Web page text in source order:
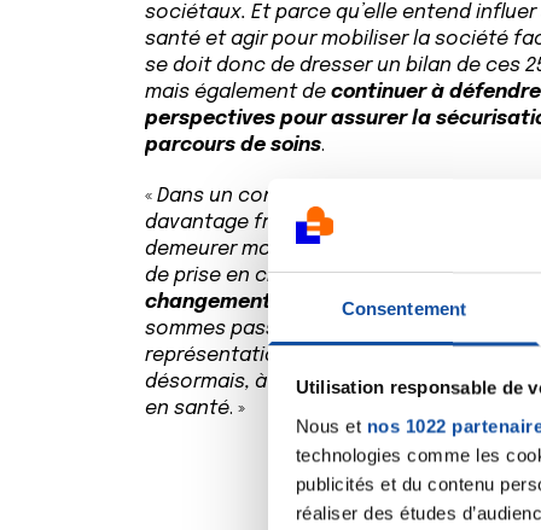
Consentement
Utilisation responsable de
Nous et nos 1022
technologies comme les
publicités et du contenu
réaliser des études
sociétaux. Et parce qu’elle entend
santé et agir pour mobiliser la société
se doit donc de dresser un bilan de ces
mais également de continuer à
perspectives pour assurer la
parcours de soins.
« Dans un contexte de crise sanitaire où
davantage fragilisées, la Ligue se doit
demeurer mobilisée pour faire de la lutte
de prise en charge, une priorité.Nous
changement de paradigme qui s’opère
sommes passés du recueil de
représentation active de ces besoins, de
désormais, à une co-construction
en santé. »